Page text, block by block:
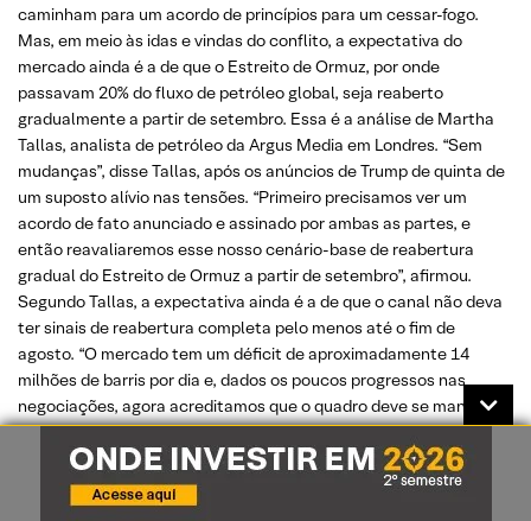
caminham para um acordo de princípios para um cessar-fogo.
Mas, em meio às idas e vindas do conflito, a expectativa do
mercado ainda é a de que o Estreito de Ormuz, por onde
passavam 20% do fluxo de petróleo global, seja reaberto
gradualmente a partir de setembro. Essa é a análise de Martha
Tallas, analista de petróleo da Argus Media em Londres. “Sem
mudanças”, disse Tallas, após os anúncios de Trump de quinta de
um suposto alívio nas tensões. “Primeiro precisamos ver um
acordo de fato anunciado e assinado por ambas as partes, e
então reavaliaremos esse nosso cenário-base de reabertura
gradual do Estreito de Ormuz a partir de setembro”, afirmou.
Segundo Tallas, a expectativa ainda é a de que o canal não deva
ter sinais de reabertura completa pelo menos até o fim de
agosto. “O mercado tem um déficit de aproximadamente 14
milhões de barris por dia e, dados os poucos progressos nas
negociações, agora acreditamos que o quadro deve se manter no
futuro próximo”, disse a especialista da Argus.(Valor)
Estreito de Ormuz, frete em US$ 10 mil e os impactos para o